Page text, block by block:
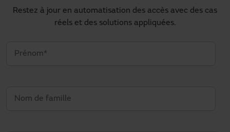
Restez à jour en automatisation des accès avec des cas
réels et des solutions appliquées.